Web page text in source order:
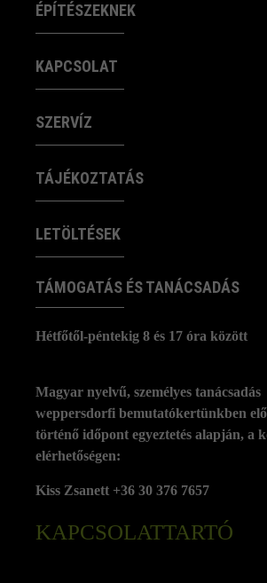
ÉPÍTÉSZEKNEK
KAPCSOLAT
SZERVÍZ
TÁJÉKOZTATÁS
LETÖLTÉSEK
TÁMOGATÁS ÉS TANÁCSADÁS
Hétfőtől-péntekig 8 és 17 óra között
KAPCSOLATTARTÓ
Magyar nyelvű, személyes tanácsadás
weppersdorfi bemutatókertünkben
történő időpont egyeztetés alapján, a
elérhetőségen:
Kiss Zsanett +36 30 376 7657